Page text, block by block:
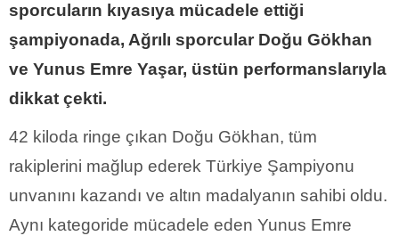
sporcuların kıyasıya mücadele ettiği
şampiyonada, Ağrılı sporcular Doğu Gökhan
ve Yunus Emre Yaşar, üstün performanslarıyla
dikkat çekti.
42 kiloda ringe çıkan Doğu Gökhan, tüm
rakiplerini mağlup ederek Türkiye Şampiyonu
unvanını kazandı ve altın madalyanın sahibi oldu.
Aynı kategoride mücadele eden Yunus Emre